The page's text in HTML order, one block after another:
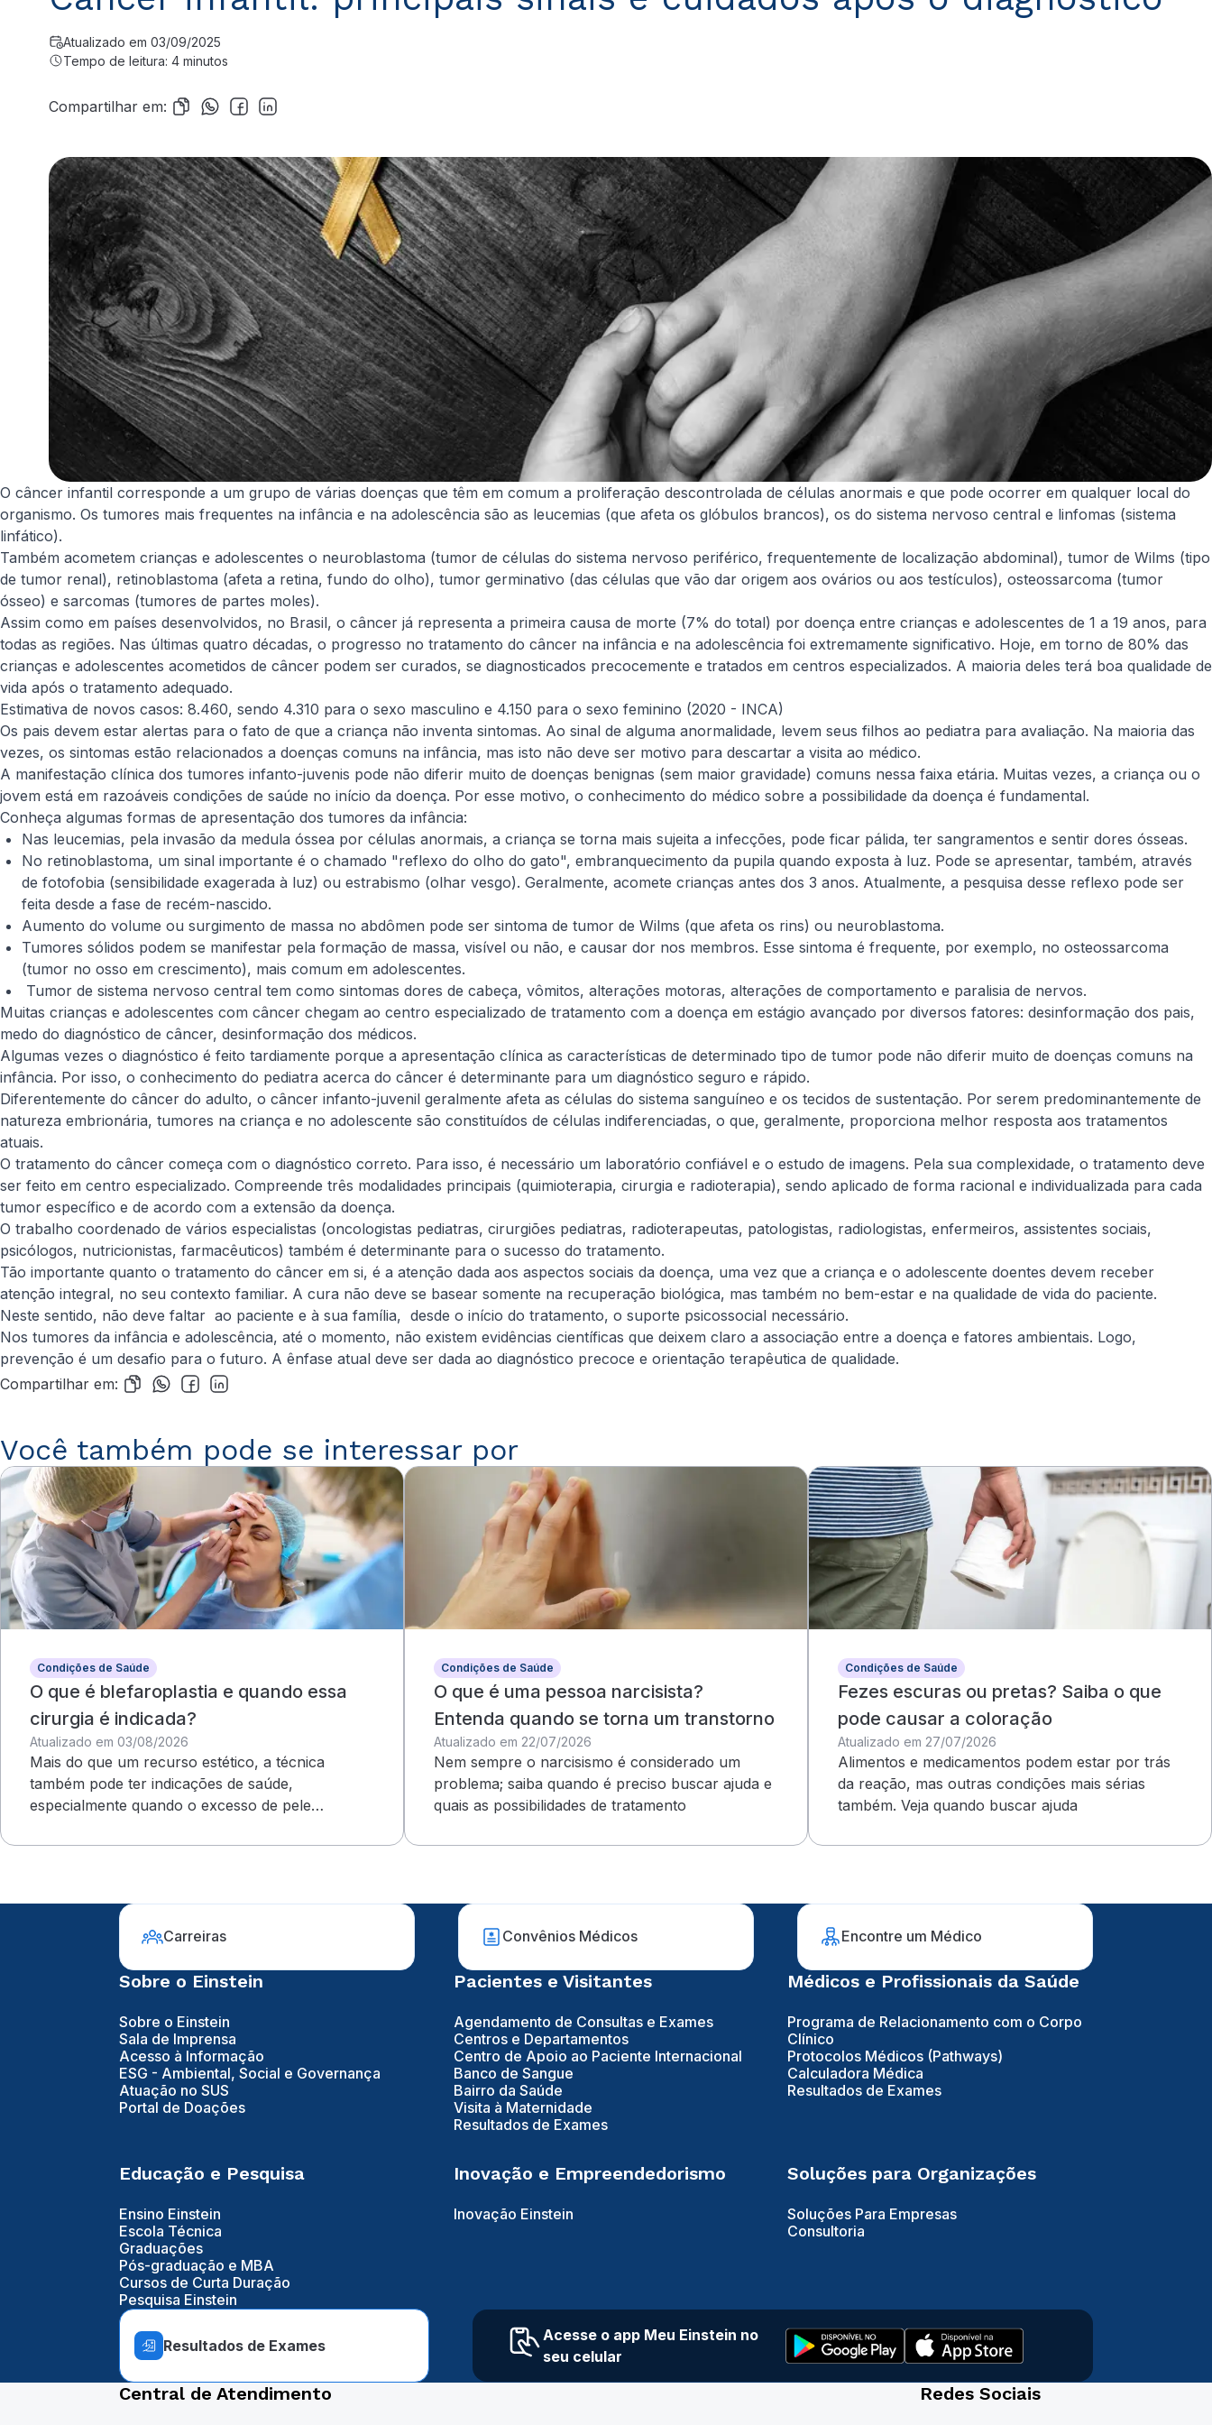
Atualizado em 03/09/2025
Tempo de leitura: 4 minutos
Compartilhar em:
O câncer infantil corresponde a um grupo de várias doenças que têm em comum a proliferação descontrolada de células anormais e que pode ocorrer em qualquer local do
organismo. Os tumores mais frequentes na infância e na adolescência são as leucemias (que afeta os glóbulos brancos), os do sistema nervoso central e linfomas (sistema
linfático).
Também acometem crianças e adolescentes o neuroblastoma (tumor de células do sistema nervoso periférico, frequentemente de localização abdominal), tumor de Wilms (tipo
de tumor renal), retinoblastoma (afeta a retina, fundo do olho), tumor germinativo (das células que vão dar origem aos ovários ou aos testículos), osteossarcoma (tumor
ósseo) e sarcomas (tumores de partes moles).
Assim como em países desenvolvidos, no Brasil, o câncer já representa a primeira causa de morte (7% do total) por doença entre crianças e adolescentes de 1 a 19 anos, para
todas as regiões. Nas últimas quatro décadas, o progresso no tratamento do câncer na infância e na adolescência foi extremamente significativo. Hoje, em torno de 80% das
crianças e adolescentes acometidos de câncer podem ser curados, se diagnosticados precocemente e tratados em centros especializados. A maioria deles terá boa qualidade de
vida após o tratamento adequado.
Estimativa de novos casos: 8.460, sendo 4.310 para o sexo masculino e 4.150 para o sexo feminino (2020 - INCA)
Os pais devem estar alertas para o fato de que a criança não inventa sintomas. Ao sinal de alguma anormalidade, levem seus filhos ao pediatra para avaliação. Na maioria das
vezes, os sintomas estão relacionados a doenças comuns na infância, mas isto não deve ser motivo para descartar a visita ao médico.
A manifestação clínica dos tumores infanto-juvenis pode não diferir muito de doenças benignas (sem maior gravidade) comuns nessa faixa etária. Muitas vezes, a criança ou o
jovem está em razoáveis condições de saúde no início da doença. Por esse motivo, o conhecimento do médico sobre a possibilidade da doença é fundamental.
Conheça algumas formas de apresentação dos tumores da infância:
Nas leucemias, pela invasão da medula óssea por células anormais, a criança se torna mais sujeita a infecções, pode ficar pálida, ter sangramentos e sentir dores ósseas.
No retinoblastoma, um sinal importante é o chamado "reflexo do olho do gato", embranquecimento da pupila quando exposta à luz. Pode se apresentar, também, através
de fotofobia (sensibilidade exagerada à luz) ou estrabismo (olhar vesgo). Geralmente, acomete crianças antes dos 3 anos. Atualmente, a pesquisa desse reflexo pode ser
feita desde a fase de recém-nascido.
Aumento do volume ou surgimento de massa no abdômen pode ser sintoma de tumor de Wilms (que afeta os rins) ou neuroblastoma.
Tumores sólidos podem se manifestar pela formação de massa, visível ou não, e causar dor nos membros. Esse sintoma é frequente, por exemplo, no osteossarcoma
(tumor no osso em crescimento), mais comum em adolescentes.
Tumor de sistema nervoso central tem como sintomas dores de cabeça, vômitos, alterações motoras, alterações de comportamento e paralisia de nervos.
Muitas crianças e adolescentes com câncer chegam ao centro especializado de tratamento com a doença em estágio avançado por diversos fatores: desinformação dos pais,
medo do diagnóstico de câncer, desinformação dos médicos.
Algumas vezes o diagnóstico é feito tardiamente porque a apresentação clínica as características de determinado tipo de tumor pode não diferir muito de doenças comuns na
infância. Por isso, o conhecimento do pediatra acerca do câncer é determinante para um diagnóstico seguro e rápido.
Diferentemente do câncer do adulto, o câncer infanto-juvenil geralmente afeta as células do sistema sanguíneo e os tecidos de sustentação. Por serem predominantemente de
natureza embrionária, tumores na criança e no adolescente são constituídos de células indiferenciadas, o que, geralmente, proporciona melhor resposta aos tratamentos
atuais.
O tratamento do câncer começa com o diagnóstico correto. Para isso, é necessário um laboratório confiável e o estudo de imagens. Pela sua complexidade, o tratamento deve
ser feito em centro especializado. Compreende três modalidades principais (quimioterapia, cirurgia e radioterapia), sendo aplicado de forma racional e individualizada para cada
tumor específico e de acordo com a extensão da doença.
O trabalho coordenado de vários especialistas (oncologistas pediatras, cirurgiões pediatras, radioterapeutas, patologistas, radiologistas, enfermeiros, assistentes sociais,
psicólogos, nutricionistas, farmacêuticos) também é determinante para o sucesso do tratamento.
Tão importante quanto o tratamento do câncer em si, é a atenção dada aos aspectos sociais da doença, uma vez que a criança e o adolescente doentes devem receber
atenção integral, no seu contexto familiar. A cura não deve se basear somente na recuperação biológica, mas também no bem-estar e na qualidade de vida do paciente.
Neste sentido, não deve faltar ao paciente e à sua família, desde o início do tratamento, o suporte psicossocial necessário.
Nos tumores da infância e adolescência, até o momento, não existem evidências científicas que deixem claro a associação entre a doença e fatores ambientais. Logo,
prevenção é um desafio para o futuro. A ênfase atual deve ser dada ao diagnóstico precoce e orientação terapêutica de qualidade.
Compartilhar em:
Você também pode se interessar por
Condições de Saúde
O que é blefaroplastia e quando essa
cirurgia é indicada?
Atualizado em 03/08/2026
Mais do que um recurso estético, a técnica
também pode ter indicações de saúde,
especialmente quando o excesso de pele
Condições de Saúde
O que é uma pessoa narcisista?
Entenda quando se torna um transtorno
Atualizado em 22/07/2026
Nem sempre o narcisismo é considerado um
problema; saiba quando é preciso buscar ajuda e
quais as possibilidades de tratamento
Condições de Saúde
Fezes escuras ou pretas? Saiba o que
pode causar a coloração
Atualizado em 27/07/2026
Alimentos e medicamentos podem estar por trás
da reação, mas outras condições mais sérias
também. Veja quando buscar ajuda
Carreiras Convênios Médicos Encontre um Médico
Sobre o Einstein
Sobre o Einstein
Sala de Imprensa
Acesso à Informação
ESG - Ambiental, Social e Governança
Atuação no SUS
Portal de Doações
Pacientes e Visitantes
Agendamento de Consultas e Exames
Centros e Departamentos
Centro de Apoio ao Paciente Internacional
Banco de Sangue
Bairro da Saúde
Visita à Maternidade
Resultados de Exames
Médicos e Profissionais da Saúde
Programa de Relacionamento com o Corpo
Clínico
Protocolos Médicos (Pathways)
Calculadora Médica
Resultados de Exames
Educação e Pesquisa
Ensino Einstein
Escola Técnica
Graduações
Pós-graduação e MBA
Cursos de Curta Duração
Pesquisa Einstein
Inovação e Empreendedorismo
Inovação Einstein
Soluções para Organizações
Soluções Para Empresas
Consultoria
Resultados de Exames
Acesse o app Meu Einstein no
seu celular
Central de Atendimento Redes Sociais